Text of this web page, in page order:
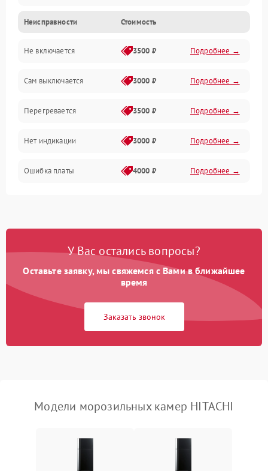
Механика
Неисправности Стоимость
Не включается 3500 ₽ Подробнее →
Сам выключается 3000 ₽ Подробнее →
Перегревается 3500 ₽ Подробнее →
Нет индикации 3000 ₽ Подробнее →
Ошибка платы 4000 ₽ Подробнее →
У Вас остались вопросы?
Оставьте заявку, мы свяжемся с Вами в ближайшее
время
Заказать звонок
Модели морозильных камер HITACHI